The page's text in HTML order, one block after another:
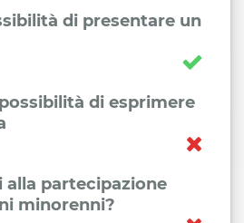
di presentare un
di esprimere
alla partecipazione
minorenni?